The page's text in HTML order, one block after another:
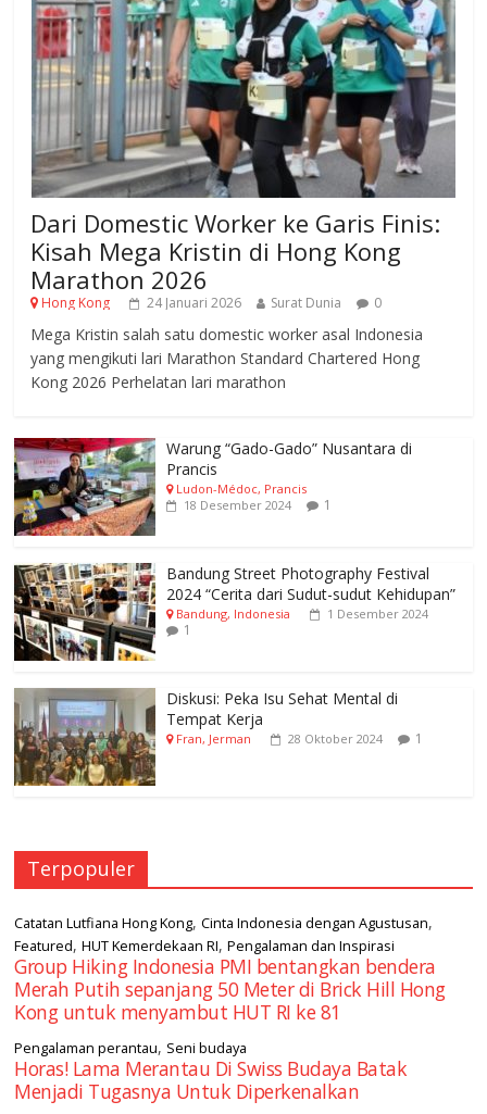
Dari Domestic Worker ke Garis Finis:
Kisah Mega Kristin di Hong Kong
Marathon 2026
Hong Kong 24 Januari 2026 Surat Dunia 0
Mega Kristin salah satu domestic worker asal Indonesia
yang mengikuti lari Marathon Standard Chartered Hong
Kong 2026 Perhelatan lari marathon
Warung “Gado-Gado” Nusantara di
Prancis
Ludon-Médoc, Prancis
18 Desember 2024
1
Bandung Street Photography Festival
2024 “Cerita dari Sudut-sudut Kehidupan”
Bandung, Indonesia 1 Desember 2024
1
Diskusi: Peka Isu Sehat Mental di
Tempat Kerja
Fran, Jerman 28 Oktober 2024 1
Terpopuler
Catatan Lutfiana Hong Kong,Cinta Indonesia dengan Agustusan,
Featured,HUT Kemerdekaan RI,Pengalaman dan Inspirasi
Group Hiking Indonesia PMI bentangkan bendera
Merah Putih sepanjang 50 Meter di Brick Hill Hong
Kong untuk menyambut HUT RI ke 81
Pengalaman perantau, Seni budaya
Horas! Lama Merantau Di Swiss Budaya Batak
Menjadi Tugasnya Untuk Diperkenalkan